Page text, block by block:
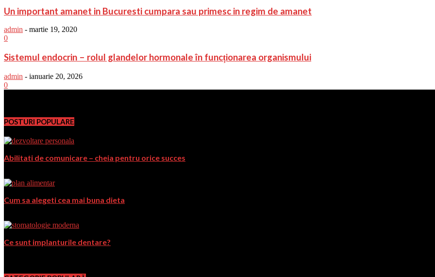
Un important amanet in Bucuresti cumpara sau primesc in regim de amanet
admin - martie 19, 2020
0
Sistemul endocrin – rolul glandelor hormonale în funcționarea organismului
admin - ianuarie 20, 2026
0
POSTURI POPULARE
Abilitati de comunicare – cheia pentru orice succes
Cum sa alegeti cea mai buna dieta
Ce sunt implanturile dentare?